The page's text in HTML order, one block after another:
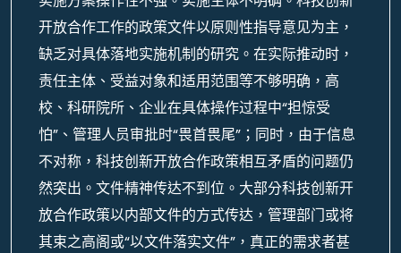
开放合作工作的政策文件以原则性指导意见为主，
缺乏对具体落地实施机制的研究。在实际推动时，
责任主体、受益对象和适用范围等不够明确，高
校、科研院所、企业在具体操作过程中“担惊受
怕”、管理人员审批时“畏首畏尾”；同时，由于信息
不对称，科技创新开放合作政策相互矛盾的问题仍
然突出。文件精神传达不到位。大部分科技创新开
放合作政策以内部文件的方式传达，管理部门或将
其束之高阁或“以文件落实文件”，真正的需求者甚